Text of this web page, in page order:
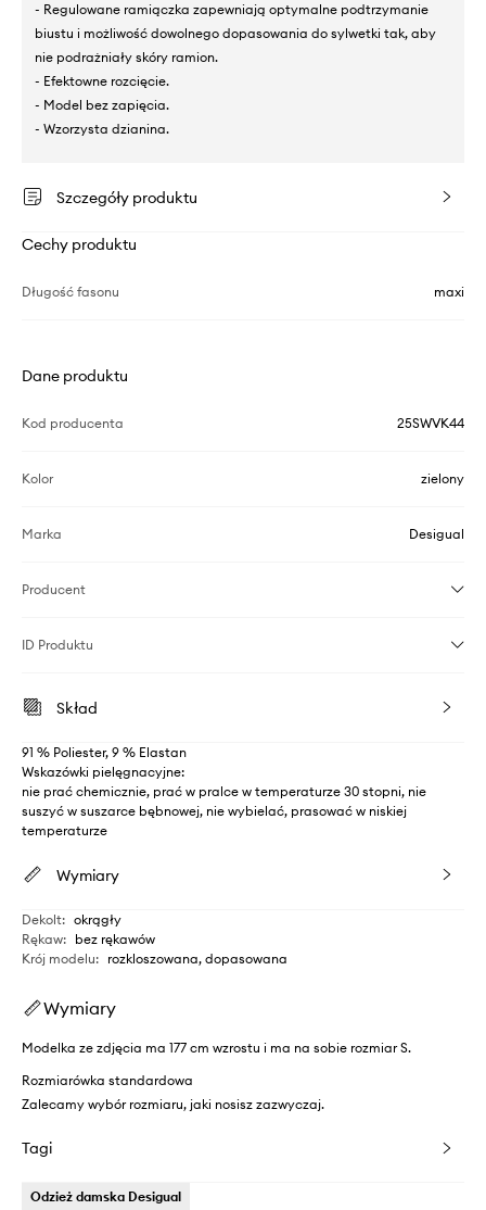
- Regulowane ramiączka zapewniają optymalne podtrzymanie
biustu i możliwość dowolnego dopasowania do sylwetki tak, aby
nie podrażniały skóry ramion.
- Efektowne rozcięcie.
- Model bez zapięcia.
- Wzorzysta dzianina.
Szczegóły produktu
Cechy produktu
Długość fasonu maxi
Dane produktu
Kod producenta 25SWVK44
Kolor zielony
Marka Desigual
Producent
ID Produktu
Skład
91 % Poliester, 9 % Elastan
Wskazówki pielęgnacyjne:
nie prać chemicznie, prać w pralce w temperaturze 30 stopni, nie
suszyć w suszarce bębnowej, nie wybielać, prasować w niskiej
temperaturze
Wymiary
Dekolt: okrągły
Rękaw: bez rękawów
Krój modelu: rozkloszowana, dopasowana
Wymiary
Modelka ze zdjęcia ma 177 cm wzrostu i ma na sobie rozmiar S.
Rozmiarówka standardowa
Zalecamy wybór rozmiaru, jaki nosisz zazwyczaj.
Tagi
Odzież damska Desigual